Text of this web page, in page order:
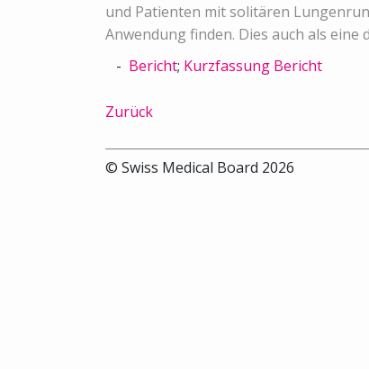
und Patienten mit solitären
Anwendung finden. Dies auch als
Bericht; Kurzfassung Bericht
Zurück
© Swiss Medical Board 2026